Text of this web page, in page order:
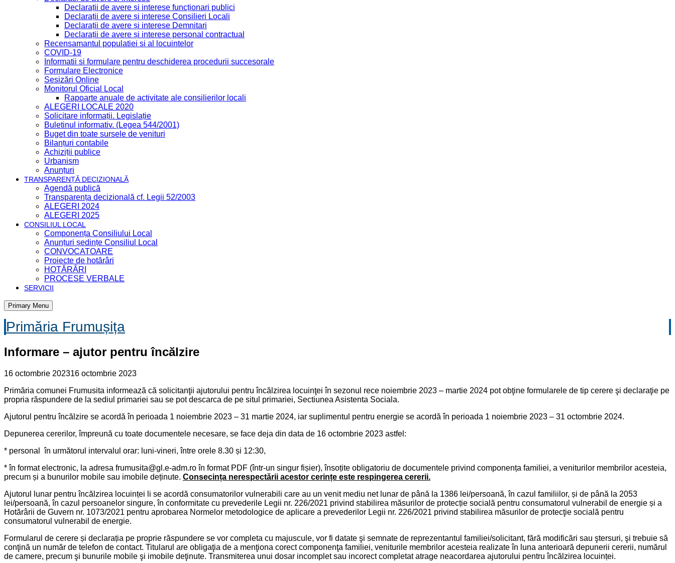
Declarații de avere și interese funcționari publici
Declarații de avere și interese Consilieri Locali
Declarații de avere și interese Demnitari
Declarații de avere și interese personal contractual
Recensamantul populatiei si al locuintelor
COVID-19
Informatii si formulare pentru deschiderea procedurii succesorale
Formulare Electronice
Sesizări Online
Monitorul Oficial Local
Rapoarte anuale de activitate ale consilierilor locali
ALEGERI LOCALE 2020
Solicitare informații. Legislație
Buletinul informativ. (Legea 544/2001)
Buget din toate sursele de venituri
Bilanțuri contabile
Achiziții publice
Urbanism
Anunțuri
TRANSPARENȚĂ DECIZIONALĂ
Agendă publică
Transparența decizională cf. Legii 52/2003
ALEGERI 2024
ALEGERI 2025
CONSILIUL LOCAL
Componența Consiliului Local
Anunțuri ședințe Consiliul Local
CONVOCATOARE
Proiecte de hotărâri
HOTĂRÂRI
PROCESE VERBALE
SERVICII
Primary Menu
Primăria Frumușița
Informare – ajutor pentru încălzire
16 octombrie 202316 octombrie 2023
Primăria comunei Frumusita informează că solicitanţii ajutorului pentru încălzirea locuinţei în sezonul rece noiembrie 2023 – martie 2024 pot obţine formularele de tip cerere şi declaraţie pe
propria răspundere de la sediul primariei sau se pot descarca de pe situl primariei, Sectiunea Asistenta Sociala.
Ajutorul pentru încălzire se acordă în perioada 1 noiembrie 2023 – 31 martie 2024, iar suplimentul pentru energie se acordă în perioada 1 noiembrie 2023 – 31 octombrie 2024.
Depunerea cererilor, împreună cu toate documentele necesare, se face deja din data de 16 octombrie 2023 astfel:
* personal în următorul intervalul orar: luni-vineri, între orele 8.30 și 12:30,
* în format electronic, la adresa frumusita@gl.e-adm.ro în format PDF (într-un singur fișier), însoțite obligatoriu de documentele privind componența familiei, a veniturilor membrilor acesteia,
precum și a bunurilor mobile sau imobile deținute. Consecința nerespectării acestor cerințe este respingerea cererii.
Ajutorul lunar pentru încălzirea locuinței li se acordă consumatorilor vulnerabili care au un venit mediu net lunar de până la 1386 lei/persoană, în cazul familiilor, și de până la 2053
lei/persoană, în cazul persoanelor singure, în conformitate cu prevederile Legii nr. 226/2021 privind stabilirea măsurilor de protecție socială pentru consumatorul vulnerabil de energie și a
Hotărârii de Guvern nr. 1073/2021 pentru aprobarea Normelor metodologice de aplicare a prevederilor Legii nr. 226/2021 privind stabilirea măsurilor de protecţie socială pentru
consumatorul vulnerabil de energie.
Formularul de cerere și declarația pe proprie răspundere se vor completa cu majuscule, vor fi datate şi semnate de reprezentantul familiei/solicitant, fără modificări sau ştersuri, şi trebuie să
conţină un număr de telefon de contact. Titularul are obligaţia de a menţiona corect componenţa familiei, veniturile membrilor acesteia realizate în luna anterioară depunerii cererii, numărul
de camere, precum şi bunurile mobile şi imobile deţinute. Transmiterea unui dosar incomplet sau incorect completat atrage neacordarea ajutorului pentru încălzirea locuinței.